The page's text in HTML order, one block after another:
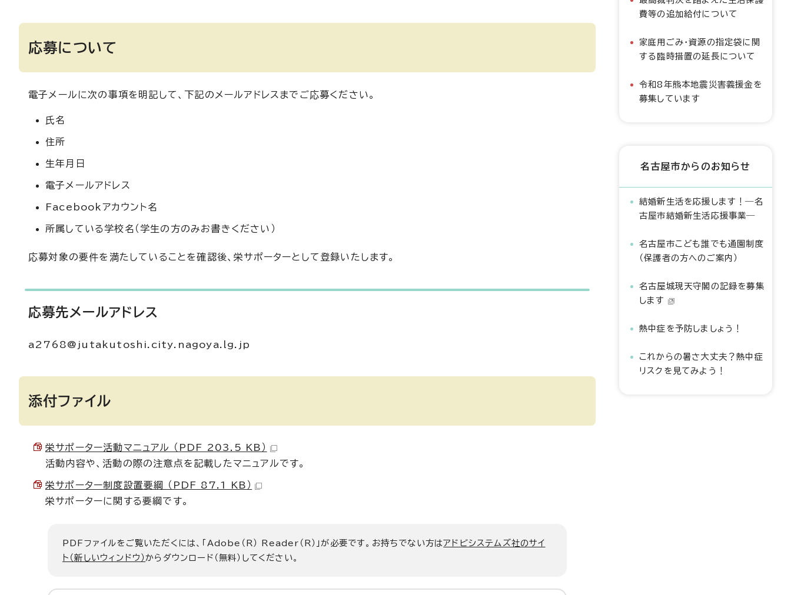
応募について
電子メールに次の事項を明記して、下記のメールアドレスまでご応募ください。
氏名
住所
生年月日
電子メールアドレス
Facebookアカウント名
所属している学校名（学生の方のみお書きください）
応募対象の要件を満たしていることを確認後、栄サポーターとして登録いたします。
応募先メールアドレス
a2768@jutakutoshi.city.nagoya.lg.jp
添付ファイル
栄サポーター活動マニュアル （PDF 203.5 KB）
活動内容や、活動の際の注意点を記載したマニュアルです。
栄サポーター制度設置要綱 （PDF 87.1 KB）
栄サポーターに関する要綱です。
PDFファイルをご覧いただくには、「Adobe（R） Reader（R）」が必要です。お持ちでない方はアドビシステムズ社のサイ
ト（新しいウィンドウ）からダウンロード（無料）してください。
費等の追加給付について
家庭用ごみ・資源の指定袋に関
する臨時措置の延長について
令和8年熊本地震災害義援金を
募集しています
名古屋市からのお知らせ
結婚新生活を応援します！―名
古屋市結婚新生活応援事業―
名古屋市こども誰でも通園制度
（保護者の方へのご案内）
名古屋城現天守閣の記録を募集
します
熱中症を予防しましょう！
これからの暑さ大丈夫？熱中症
リスクを見てみよう！